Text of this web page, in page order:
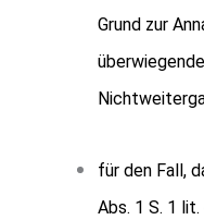
Grund zur
für den Fall,
Abs. 1 S. 1